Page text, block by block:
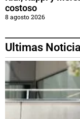
costoso
8 agosto 2026
Ultimas